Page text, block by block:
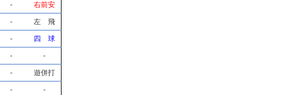
- 右前安
- 左 飛
- 四 球
- -
- 遊併打
- -